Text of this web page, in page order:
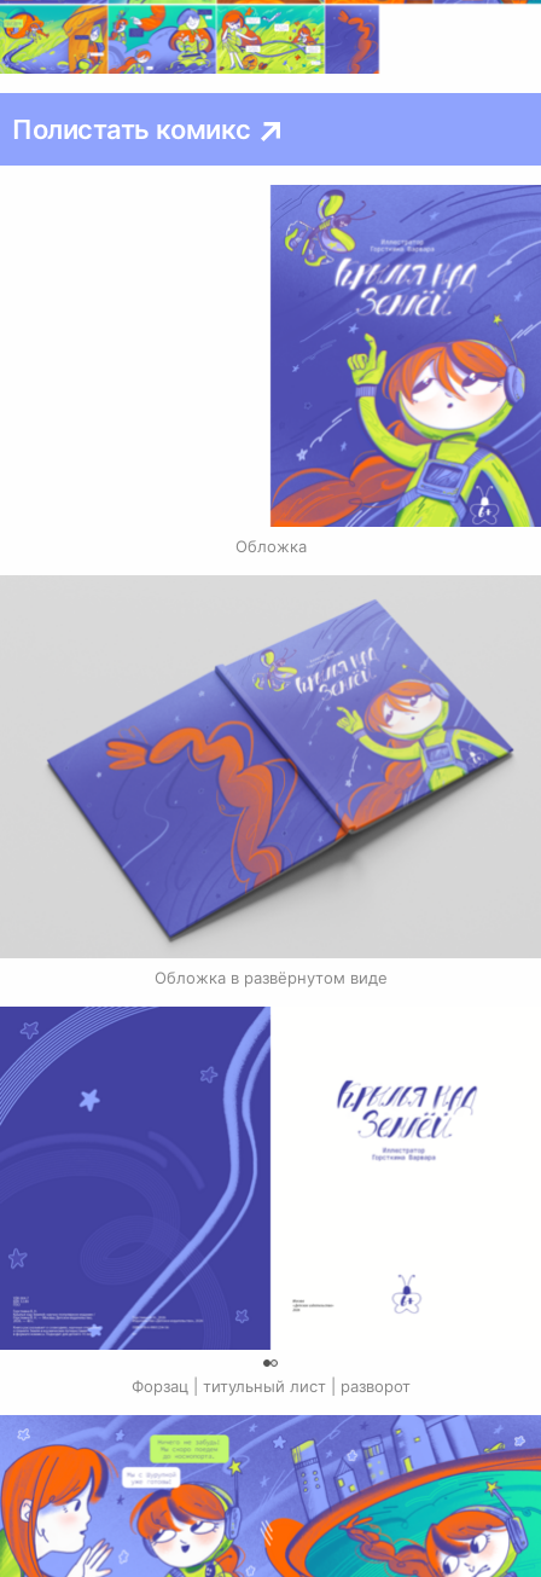
Полистать комикс
Обложка
Обложка в развёрнутом виде
Форзац | титульный лист | разворот